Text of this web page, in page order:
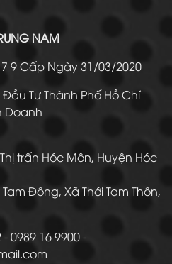
NAM
7 9 Cấp Ngày 31/03/2020
Tư Thành Phố Hồ Chí
Doanh
trấn Hóc Môn, Huyện Hóc
Tam Đông, Xã Thới Tam Thôn,
- 0989 16 9900 -